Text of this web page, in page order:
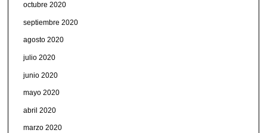
octubre 2020
septiembre 2020
agosto 2020
julio 2020
junio 2020
mayo 2020
abril 2020
marzo 2020